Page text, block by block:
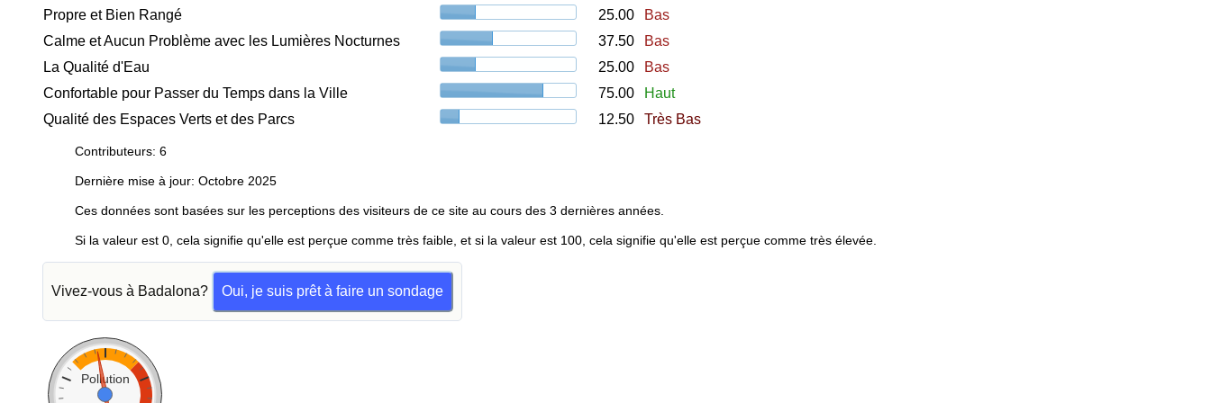
Propre et Bien Rangé 25.00
Bas
Calme et Aucun Problème avec les Lumières Nocturnes
37.50
Bas
La Qualité d'Eau
25.00
Bas
Confortable pour Passer du Temps dans la Ville
75.00
Haut
Qualité des Espaces Verts et des Parcs
12.50 Très Bas
Contributeurs: 6
Dernière mise à jour: Octobre 2025
Ces données sont basées sur les perceptions des visiteurs de ce site au cours des 3 dernières années.
Si la valeur est 0, cela signifie qu'elle est perçue comme très faible, et si la valeur est 100, cela signifie qu'elle est perçue comme très élevée.
Vivez-vous à Badalona? Oui, je suis prêt à faire un sondage
Pollution